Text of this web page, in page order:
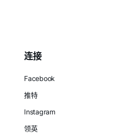
连接
Facebook
推特
Instagram
领英